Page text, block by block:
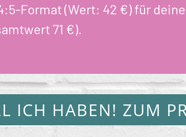
Format (Wert: 42 €) für
71 €).
ICH HABEN! ZUM